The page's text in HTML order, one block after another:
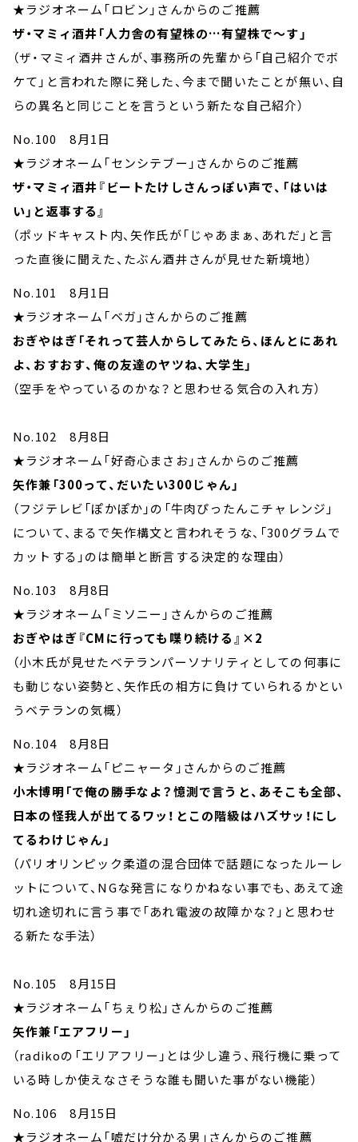
★ラジオネーム「ロビン」さんからのご推薦
ザ・マミィ酒井「人力舎の有望株の…有望株で～す」
（ザ・マミィ酒井さんが、事務所の先輩から「自己紹介でボ
ケて」と言われた際に発した、今まで聞いたことが無い、自
らの異名と同じことを言うという新たな自己紹介）
No.100 8月1日
★ラジオネーム「センシテブー」さんからのご推薦
ザ・マミィ酒井『ビートたけしさんっぽい声で、「はいは
い」と返事する』
（ポッドキャスト内、矢作氏が「じゃあまぁ、あれだ」と言
った直後に聞えた、たぶん酒井さんが見せた新境地）
No.101 8月1日
★ラジオネーム「ベガ」さんからのご推薦
おぎやはぎ「それって芸人からしてみたら、ほんとにあれ
よ、おすおす、俺の友達のヤツね、大学生」
（空手をやっているのかな？と思わせる気合の入れ方）
No.102 8月8日
★ラジオネーム「好奇心まさお」さんからのご推薦
矢作兼「300って、だいたい300じゃん」
（フジテレビ「ぽかぽか」の「牛肉ぴったんこチャレンジ」
について、まるで矢作構文と言われそうな、「300グラムで
カットする」のは簡単と断言する決定的な理由）
No.103 8月8日
★ラジオネーム「ミソニー」さんからのご推薦
おぎやはぎ『CMに行っても喋り続ける』×2
（小木氏が見せたベテランパーソナリティとしての何事に
も動じない姿勢と、矢作氏の相方に負けていられるかとい
うベテランの気概）
No.104 8月8日
★ラジオネーム「ピニャータ」さんからのご推薦
小木博明「で俺の勝手なよ？憶測で言うと、あそこも全部、
日本の怪我人が出てるワッ！とこの階級はハズサッ！にし
てるわけじゃん」
（パリオリンピック柔道の混合団体で話題になったルーレ
ットについて、NGな発言になりかねない事でも、あえて途
切れ途切れに言う事で「あれ電波の故障かな？」と思わせ
る新たな手法）
No.105 8月15日
★ラジオネーム「ちぇり松」さんからのご推薦
矢作兼「エアフリー」
（radikoの「エリアフリー」とは少し違う、飛行機に乗って
いる時しか使えなさそうな誰も聞いた事がない機能）
No.106 8月15日
★ラジオネーム「嘘だけ分かる男」さんからのご推薦